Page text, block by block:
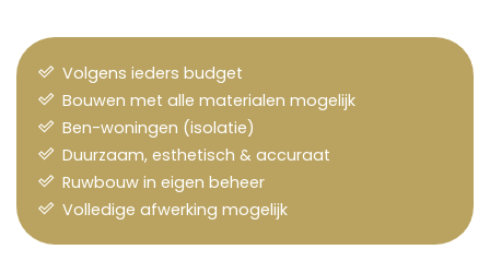
Volgens ieders budget
Bouwen met alle materialen mogelijk
Ben-woningen (isolatie)
Duurzaam, esthetisch & accuraat
Ruwbouw in eigen beheer
Volledige afwerking mogelijk